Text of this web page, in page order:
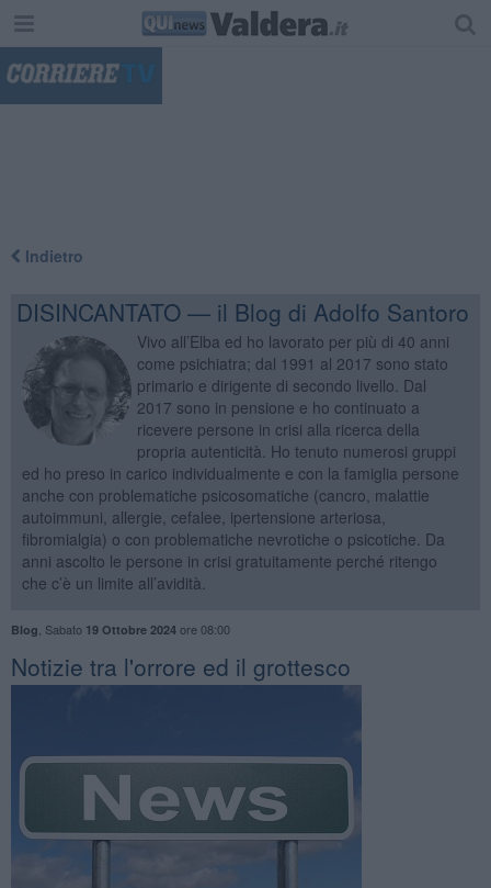
Indietro
DISINCANTATO — il Blog di Adolfo Santoro
Vivo all’Elba ed ho lavorato per più di 40 anni
come psichiatra; dal 1991 al 2017 sono stato
primario e dirigente di secondo livello. Dal
2017 sono in pensione e ho continuato a
ricevere persone in crisi alla ricerca della
propria autenticità. Ho tenuto numerosi gruppi
ed ho preso in carico individualmente e con la famiglia persone
anche con problematiche psicosomatiche (cancro, malattie
autoimmuni, allergie, cefalee, ipertensione arteriosa,
fibromialgia) o con problematiche nevrotiche o psicotiche. Da
anni ascolto le persone in crisi gratuitamente perché ritengo
che c’è un limite all’avidità.
Blog Sabato 19 Ottobre 2024ore 08:00
Notizie tra l'orrore ed il grottesco